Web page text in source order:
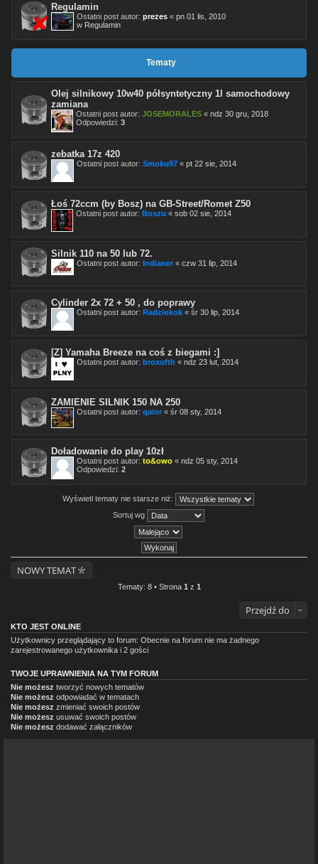
Regulamin
Ostatni post autor: prezes « pn 01 lis, 2010
w Regulamin
Tematy
Olej silnikowy 10w40 półsyntetyczny 1l samochodowy
zamiana
Ostatni post autor: JOSEMORALES « ndz 30 gru, 2018
Odpowiedzi: 3
zebatka 17z 420
Ostatni post autor: Smoku97 « pt 22 sie, 2014
Łoś 72ccm (by Bosz) na GB-Street/Romet Z50
Ostatni post autor: Boszu « sob 02 sie, 2014
Silnik 110 na 50 lub 72.
Ostatni post autor: Indianer « czw 31 lip, 2014
Cylinder 2x 72 + 50 , do poprawy
Ostatni post autor: Radziokok « śr 30 lip, 2014
[Z] Yamaha Breeze na coś z biegami :]
Ostatni post autor: broxufth « ndz 23 lut, 2014
ZAMIENIE SILNIK 150 NA 250
Ostatni post autor: qater « śr 08 sty, 2014
Doładowanie do play 10zł
Ostatni post autor: to&owo « ndz 05 sty, 2014
Odpowiedzi: 2
Wyświetl tematy nie starsze niż:
Sortuj wg
NOWY TEMAT
Tematy: 8 • Strona 1 z 1
Przejdź do
KTO JEST ONLINE
Użytkownicy przeglądający to forum: Obecnie na forum nie ma żadnego
zarejestrowanego użytkownika i 2 gości
TWOJE UPRAWNIENIA NA TYM FORUM
Nie możesz tworzyć nowych tematów
Nie możesz odpowiadać w tematach
Nie możesz zmieniać swoich postów
Nie możesz usuwać swoich postów
Nie możesz dodawać załączników